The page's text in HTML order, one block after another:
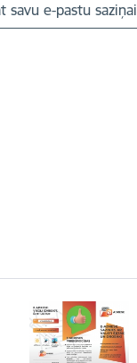
savu e-pastu saziņai